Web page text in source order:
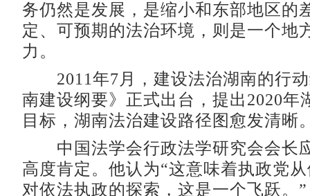
务仍然是发展，是缩小和东部地区的
定、可预期的法治环境，则是一个地
力。
2011年7月，建设法治湖南的行动
南建设纲要》正式出台，提出2020年
目标，湖南法治建设路径图愈发清晰
中国法学会行政法学研究会会长
高度肯定。他认为“这意味着执政党
对依法执政的探索，这是一个飞跃。”